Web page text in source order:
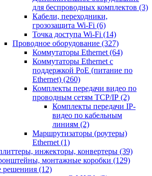
для беспроводных комплектов (3)
Кабели, переходники,
грозозащита Wi-Fi (6)
Точка доступа Wi-Fi (14)
Проводное оборудование (327)
Коммутаторы Ethernet (64)
Коммутаторы Ethernet с
поддержкой PoE (питание по
Ethernet) (260)
Комплекты передачи видео по
проводным сетям TCP/IP (2)
Комплекты передачи IP-
видео по кабельным
линиям (2)
Маршрутизаторы (роутеры)
Ethernet (1)
инжекторы, конвертеры (39)
монтажные коробки (129)
решениия (12)